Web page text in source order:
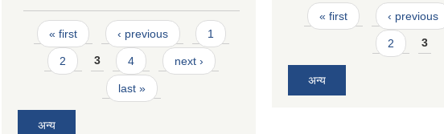
Pages
« first ‹ previous 1
2 3 4 next ›
last »
अन्य
Pages
« first ‹ previous
2 3
अन्य